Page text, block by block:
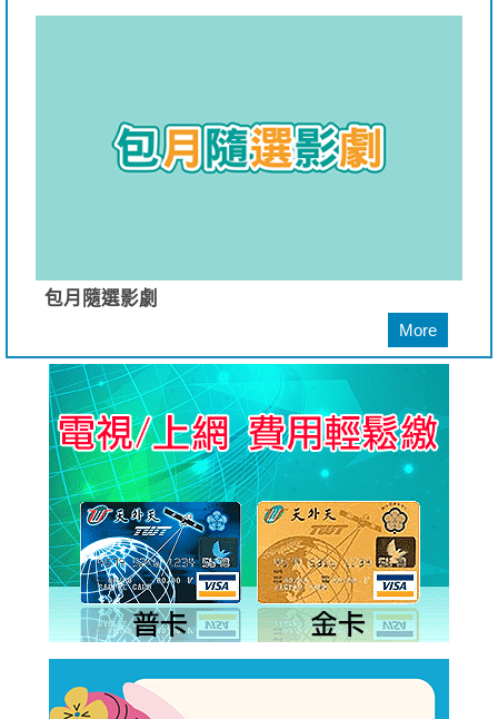
包月隨選影劇
More